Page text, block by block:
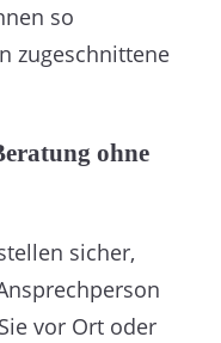
so
zugeschnittene
ohne
sicher,
vor Ort oder